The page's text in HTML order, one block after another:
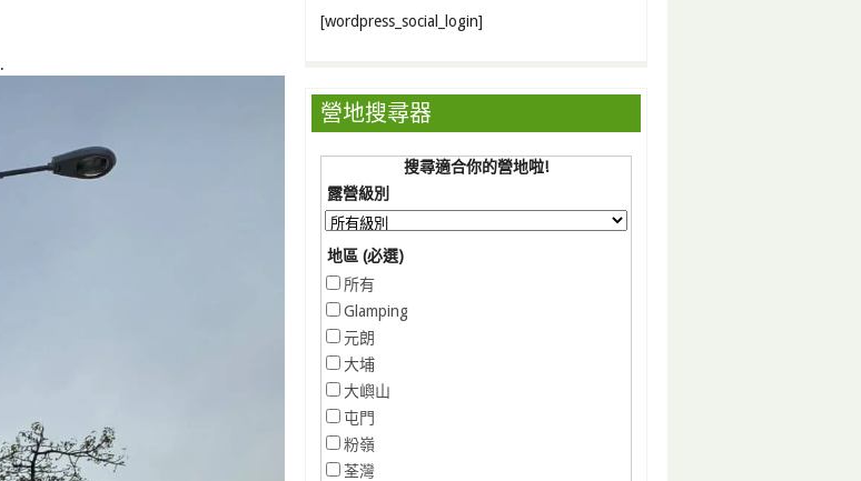
.
[wordpress_social_login]
營地搜尋器
搜尋適合你的營地啦!
露營級別
地區 (必選)
所有
Glamping
元朗
大埔
大嶼山
屯門
粉嶺
荃灣